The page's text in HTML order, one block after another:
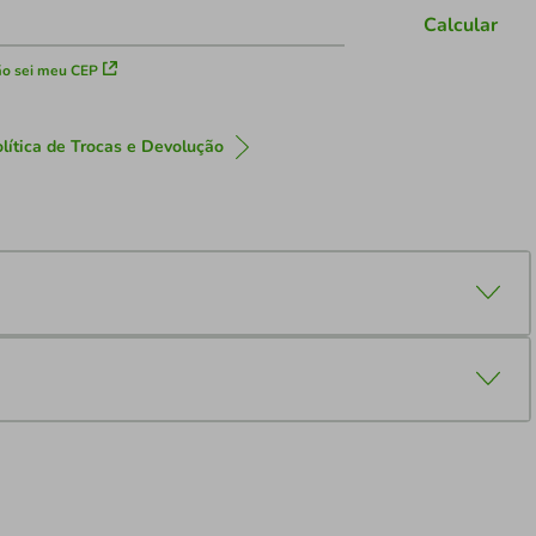
sei meu CEP
Calcular
de Trocas e Devolução